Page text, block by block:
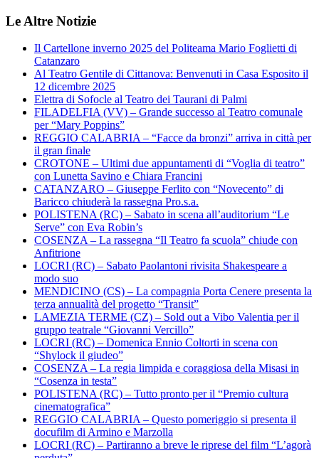
Le Altre Notizie
Il Cartellone inverno 2025 del Politeama Mario Foglietti di
Catanzaro
Al Teatro Gentile di Cittanova: Benvenuti in Casa Esposito il
12 dicembre 2025
Elettra di Sofocle al Teatro dei Taurani di Palmi
FILADELFIA (VV) – Grande successo al Teatro comunale
per “Mary Poppins”
REGGIO CALABRIA – “Facce da bronzi” arriva in città per
il gran finale
CROTONE – Ultimi due appuntamenti di “Voglia di teatro”
con Lunetta Savino e Chiara Francini
CATANZARO – Giuseppe Ferlito con “Novecento” di
Baricco chiuderà la rassegna Pro.s.a.
POLISTENA (RC) – Sabato in scena all’auditorium “Le
Serve” con Eva Robin’s
COSENZA – La rassegna “Il Teatro fa scuola” chiude con
Anfitrione
LOCRI (RC) – Sabato Paolantoni rivisita Shakespeare a
modo suo
MENDICINO (CS) – La compagnia Porta Cenere presenta la
terza annualità del progetto “Transit”
LAMEZIA TERME (CZ) – Sold out a Vibo Valentia per il
gruppo teatrale “Giovanni Vercillo”
LOCRI (RC) – Domenica Ennio Coltorti in scena con
“Shylock il giudeo”
COSENZA – La regia limpida e coraggiosa della Misasi in
“Cosenza in testa”
POLISTENA (RC) – Tutto pronto per il “Premio cultura
cinematografica”
REGGIO CALABRIA – Questo pomeriggio si presenta il
docufilm di Armino e Marzolla
LOCRI (RC) – Partiranno a breve le riprese del film “L’agorà